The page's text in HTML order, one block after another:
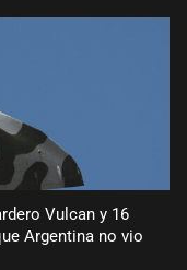
Vulcan y 16
Argentina no vio